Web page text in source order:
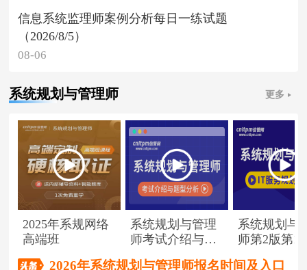
信息系统监理师案例分析每日一练试题
（2026/8/5）
08-06
系统规划与管理师 更多
2025年系规网络
高端班
系统规划与管理
师考试介绍与题
系统规划与
师第2版第1
2026年系统规划与管理师报名时间及入口